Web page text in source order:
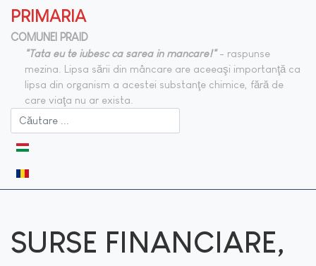
PRIMARIA
COMUNEI PRAID
"Tata eu te iubesc ca sarea in mancare!"- raspunse
mezina. Lipsa sării din mâncare are aceeaşi importanţă ca
lipsa din organism a acestei substanţe chimice, fără de
care viaţa nu ar exista.
SURSE FINANCIARE,